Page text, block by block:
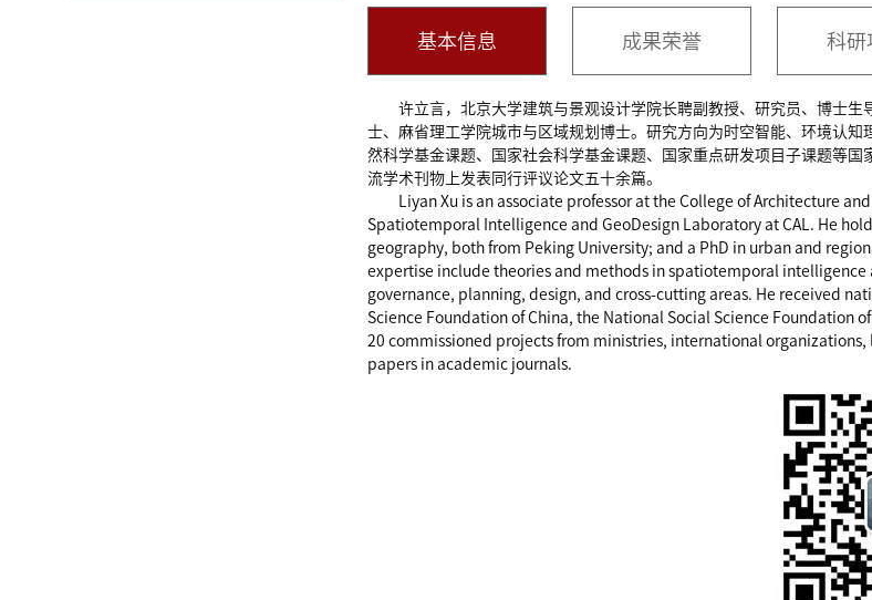
基本信息 成果荣誉 科研
许立言，北京大学建筑与景观设计学院长聘副教授、研究员、博士
士、麻省理工学院城市与区域规划博士。研究方向为时空智能、环境认
然科学基金课题、国家社会科学基金课题、国家重点研发项目子课题等
流学术刊物上发表同行评议论文五十余篇。
Liyan Xu is an associate professor at the College of Architecture
Spatiotemporal Intelligence and GeoDesign Laboratory at CAL. He
geography, both from Peking University; and a PhD in urban and
expertise include theories and methods in spatiotemporal
governance, planning, design, and cross-cutting areas. He received
Science Foundation of China, the National Social Science Foundation
20 commissioned projects from ministries, international
papers in academic journals.